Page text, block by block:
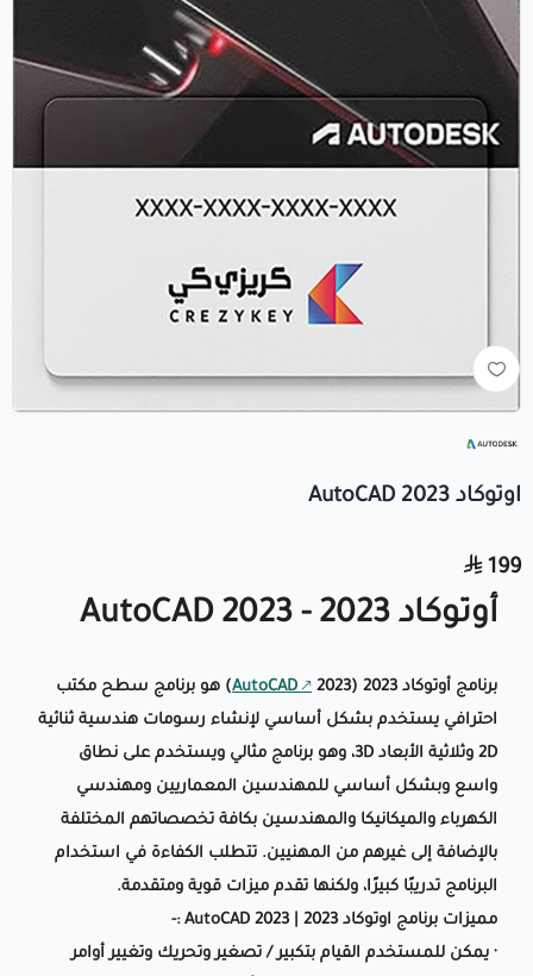
اوتوكاد 2023 AutoCAD
199
أوتوكاد 2023 - 2023 AutoCAD
برنامج أوتوكاد 2023 ( AutoCAD2023) هو برنامج سطح مكتب
احترافي يستخدم بشكل أساسي لإنشاء رسومات هندسية ثنائية
2D وثلاثية الأبعاد 3D، وهو برنامج مثالي ويستخدم على نطاق
واسع وبشكل أساسي للمهندسين المعماريين ومهندسي
الكهرباء والميكانيكا والمهندسين بكافة تخصصاتهم المختلفة
بالإضافة إلى غيرهم من المهنيين. تتطلب الكفاءة في استخدام
البرنامج تدريبًا كبيرًا، ولكنها تقدم ميزات قوية ومتقدمة.
مميزات برنامج اوتوكاد 2023 | AutoCAD 2023 :-
· يمكن للمستخدم القيام بتكبير / تصغير وتحريك وتغيير أوامر
info@crezykey.com